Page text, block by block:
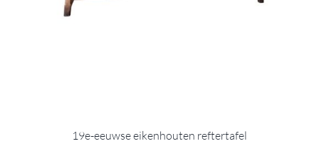
19e-eeuwse eikenhouten reftertafel